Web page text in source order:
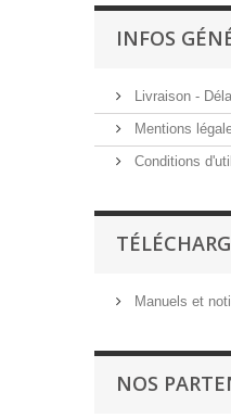
INFOS
Livraison -
Mentions
Conditions
Manuels et
NOS